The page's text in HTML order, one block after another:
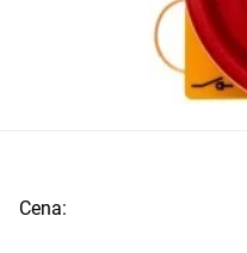
Cena: